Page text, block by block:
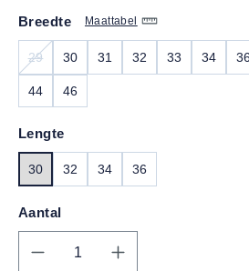
Maattabel
Breedte
29
(DEZE OPTIE IS MOMENTEEL NIET
30 31 32 33 34
44 46
Lengte
30 32 34 36
Aantal
Producthoeveelheid: